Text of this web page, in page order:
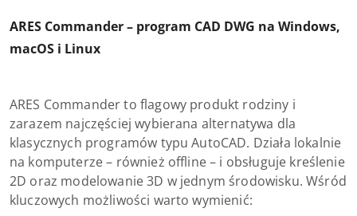
ARES Commander – program CAD DWG na Windows,
macOS i Linux
ARES Commander to flagowy produkt rodziny i
zarazem najczęściej wybierana alternatywa dla
klasycznych programów typu AutoCAD. Działa lokalnie
na komputerze – również offline – i obsługuje kreślenie
2D oraz modelowanie 3D w jednym środowisku. Wśród
kluczowych możliwości warto wymienić: